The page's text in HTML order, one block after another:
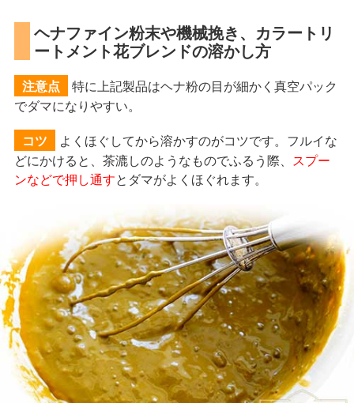
ヘナファイン粉末や機械挽き、カラートリ
ートメント花ブレンドの溶かし方
注意点
特に上記製品はヘナ粉の目が細かく真空パック
でダマになりやすい。
コツ
よくほぐしてから溶かすのがコツです。フルイな
どにかけると、茶漉しのようなものでふるう際、 スプー
ンなどで押し通すとダマがよくほぐれます。